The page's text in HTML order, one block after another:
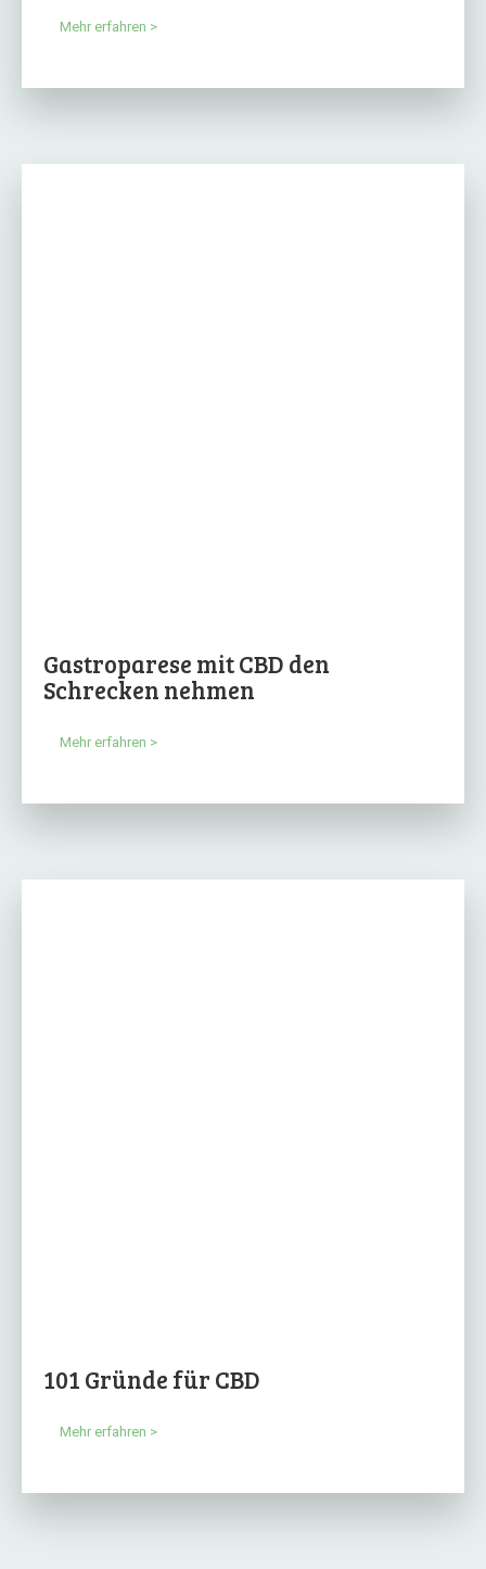
Mehr erfahren >
Gastroparese mit CBD den
Schrecken nehmen
Mehr erfahren >
101 Gründe für CBD
Mehr erfahren >